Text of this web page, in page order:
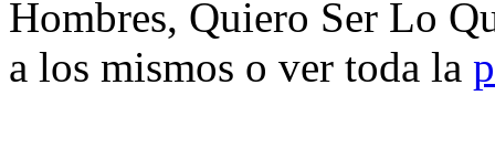
Hombres, Quiero Ser Lo
a los mismos o ver toda la